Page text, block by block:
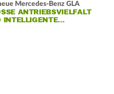
Mercedes-Benz GLA
ANTRIEBSVIELFALT U